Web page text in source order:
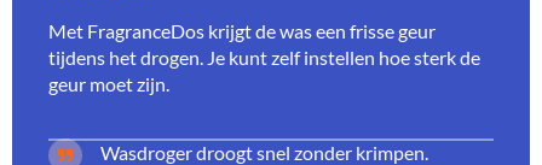
Met FragranceDos krijgt de was een frisse geur
tijdens het drogen. Je kunt zelf instellen hoe sterk de
geur moet zijn.
Wasdroger droogt snel zonder krimpen.